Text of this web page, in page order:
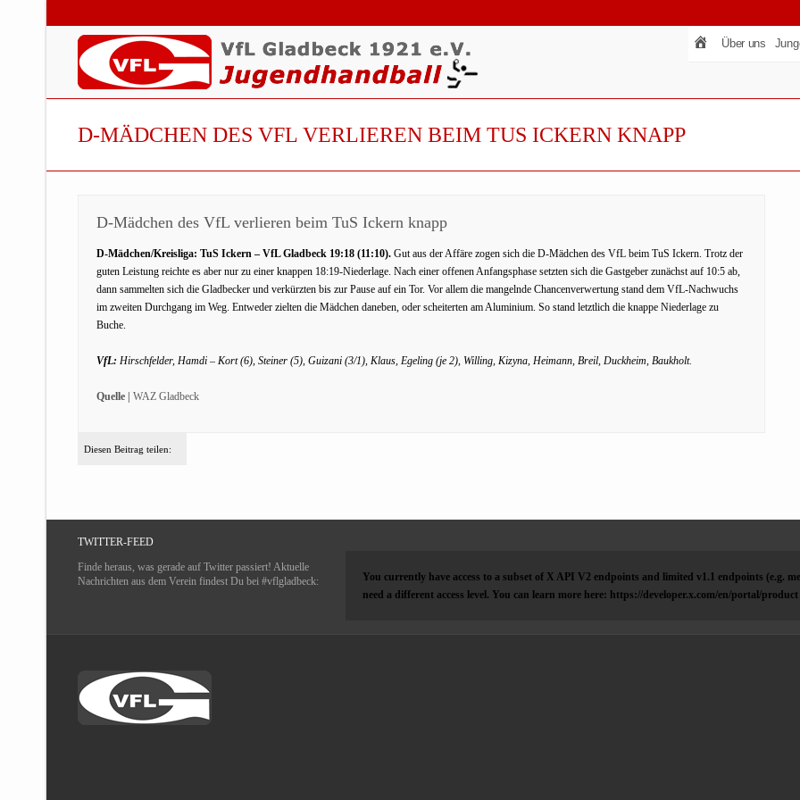
Über uns
D-MÄDCHEN DES VFL VERLIEREN BEIM TUS ICKERN KNAPP
D-Mädchen des VfL verlieren beim TuS Ickern knapp
D-Mädchen/Kreisliga: TuS Ickern – VfL Gladbeck 19:18 (11:10). Gut aus der Affäre zogen sich die D-Mädchen des VfL beim TuS Ickern. Trotz der
guten Leistung reichte es aber nur zu einer knappen 18:19-Niederlage. Nach einer offenen Anfangsphase setzten sich die Gastgeber zunächst auf 10:5 ab,
dann sammelten sich die Gladbecker und verkürzten bis zur Pause auf ein Tor. Vor allem die mangelnde Chancenverwertung stand dem VfL-Nachwuchs
im zweiten Durchgang im Weg. Entweder zielten die Mädchen daneben, oder scheiterten am Aluminium. So stand letztlich die knappe Niederlage zu
Buche.
VfL: Hirschfelder, Hamdi – Kort (6), Steiner (5), Guizani (3/1), Klaus, Egeling (je 2), Willing, Kizyna, Heimann, Breil, Duckheim, Baukholt.
Quelle | WAZ Gladbeck
Diesen Beitrag teilen:
TWITTER-FEED
Finde heraus, was gerade auf Twitter passiert! Aktuelle
Nachrichten aus dem Verein findest Du bei #vflgladbeck:
You currently have access to a subset of X API V2 endpoints and limited v1.1 endpoints (e.g.
need a different access level. You can learn more here: https://developer.x.com/en/portal/product